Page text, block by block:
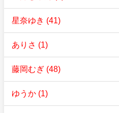
星奈ゆき (41)
ありさ (1)
藤岡むぎ (48)
ゆうか (1)